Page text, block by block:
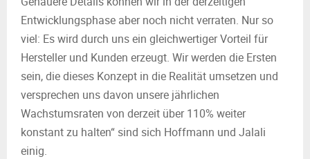
Entwicklungsphase aber noch nicht verraten. Nur so
viel: Es wird durch uns ein gleichwertiger Vorteil für
Hersteller und Kunden erzeugt. Wir werden die Ersten
sein, die dieses Konzept in die Realität umsetzen und
versprechen uns davon unsere jährlichen
Wachstumsraten von derzeit über 110% weiter
konstant zu halten“ sind sich Hoffmann und Jalali
einig.